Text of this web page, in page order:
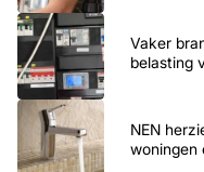
Vaker
belasting
NEN
woningen